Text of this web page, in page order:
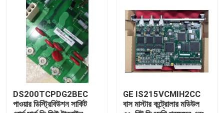
DS200TCPDG2BEC
পাওয়ার ডিস্ট্রিবিউশন সার্কিট
GE IS215VCMIH2CC
বাস মাস্টার কন্ট্রোলার মডিউল